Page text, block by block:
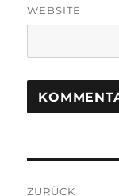
WEBSITE
ZURÜCK